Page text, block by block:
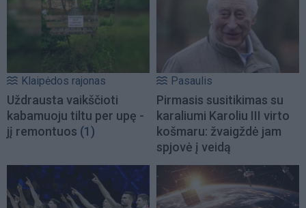
Klaipėdos rajonas
Uždrausta vaikščioti
kabamuoju tiltu per upę -
jį remontuos (1)
Pasaulis
Pirmasis susitikimas su
karaliumi Karoliu III virto
košmaru: žvaigždė jam
spjovė į veidą